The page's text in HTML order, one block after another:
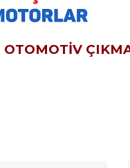
OTOMOTİV